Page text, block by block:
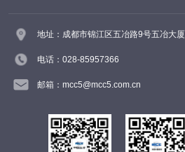
地址：成都市锦江区五冶路9号五冶大厦
电话：028-85957366
邮箱：mcc5@mcc5.com.cn